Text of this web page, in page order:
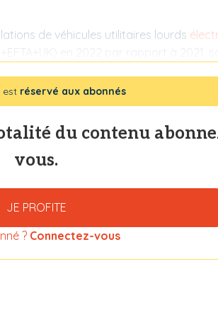
de véhicules utilitaires lourds
en 2022 par rapport à 2021,
est réservé aux abonnés
du contenu
vous.
JE PROFITE
? Connectez-vous